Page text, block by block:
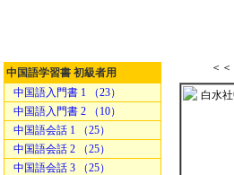
中国語学習書 初級者用
中国語入門書 1 （23）
中国語入門書 2 （10）
中国語会話 1 （25）
中国語会話 2 （25）
中国語会話 3 （25）
＜＜